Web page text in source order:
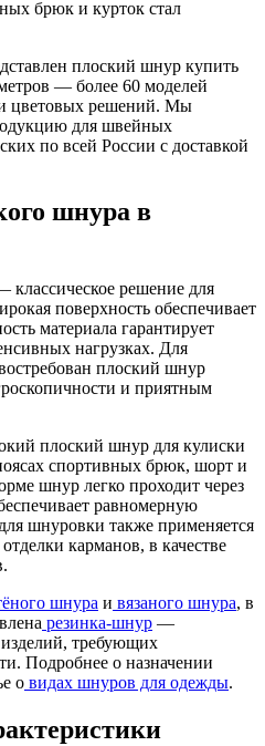
брюк и курток стал
плоский шнур купить
— более 60 моделей
цветовых решений. Мы
для швейных
по всей России с доставкой
шнура в
решение для
поверхность обеспечивает
материала гарантирует
нагрузках. Для
плоский шнур
и приятным
плоский шнур для кулиски
спортивных брюк, шорт и
шнур легко проходит через
равномерную
шнуровки также применяется
карманов, в качестве
шнура и вязаного шнура, в
резинка-шнур —
изделий, требующих
Подробнее о назначении
о видах шнуров для одежды.